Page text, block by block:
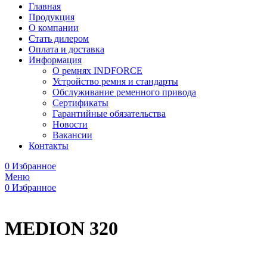
Главная
Продукция
О компании
Стать дилером
Оплата и доставка
Информация
О ремнях INDFORCE
Устройство ремня и стандарты
Обслуживание ременного привода
Сертификаты
Гарантийные обязательства
Новости
Вакансии
Контакты
0 Избранное
Меню
0 Избранное
MEDION 320